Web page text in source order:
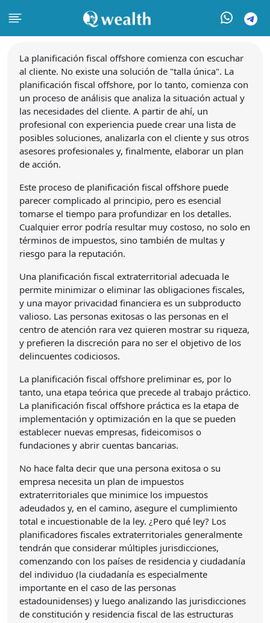
La planificación fiscal offshore comienza con escuchar
al cliente. No existe una solución de "talla única". La
planificación fiscal offshore, por lo tanto, comienza con
un proceso de análisis que analiza la situación actual y
las necesidades del cliente. A partir de ahí, un
profesional con experiencia puede crear una lista de
posibles soluciones, analizarla con el cliente y sus otros
asesores profesionales y, finalmente, elaborar un plan
de acción.
Este proceso de planificación fiscal offshore puede
parecer complicado al principio, pero es esencial
tomarse el tiempo para profundizar en los detalles.
Cualquier error podría resultar muy costoso, no solo en
términos de impuestos, sino también de multas y
riesgo para la reputación.
Una planificación fiscal extraterritorial adecuada le
permite minimizar o eliminar las obligaciones fiscales,
y una mayor privacidad financiera es un subproducto
valioso. Las personas exitosas o las personas en el
centro de atención rara vez quieren mostrar su riqueza,
y prefieren la discreción para no ser el objetivo de los
delincuentes codiciosos.
La planificación fiscal offshore preliminar es, por lo
tanto, una etapa teórica que precede al trabajo práctico.
La planificación fiscal offshore práctica es la etapa de
implementación y optimización en la que se pueden
establecer nuevas empresas, fideicomisos o
fundaciones y abrir cuentas bancarias.
No hace falta decir que una persona exitosa o su
empresa necesita un plan de impuestos
extraterritoriales que minimice los impuestos
adeudados y, en el camino, asegure el cumplimiento
total e incuestionable de la ley. ¿Pero qué ley? Los
planificadores fiscales extraterritoriales generalmente
tendrán que considerar múltiples jurisdicciones,
comenzando con los países de residencia y ciudadanía
del individuo (la ciudadanía es especialmente
importante en el caso de las personas
estadounidenses) y luego analizando las jurisdicciones
de constitución y residencia fiscal de las estructuras